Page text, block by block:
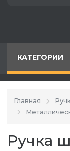
КАТЕГОРИИ
Главная
Ручка